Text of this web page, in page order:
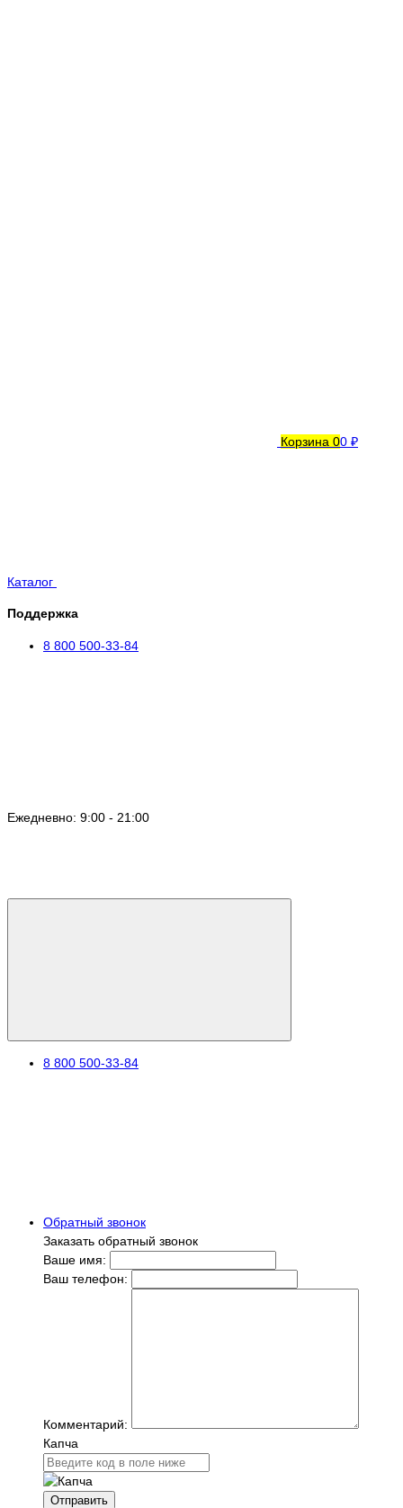
Корзина 00 ₽
Каталог
Поддержка
8 800 500-33-84
Ежедневно: 9:00 - 21:00
8 800 500-33-84
Обратный звонок
Заказать обратный звонок
Ваше имя:
Ваш телефон:
Комментарий:
Капча
Отправить